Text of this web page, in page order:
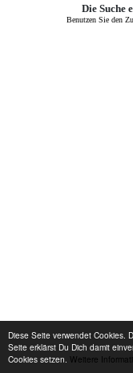
Diese Seite verwendet Cookies.
Seite erklärst Du Dich damit
Cookies setzen. Weitere
Die Suche
Benutzen Sie den